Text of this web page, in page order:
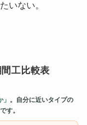
いない。
工比較表
。自分に近いタイプの
す。